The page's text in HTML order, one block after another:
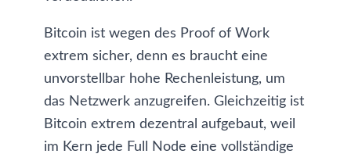
Bitcoin ist wegen des Proof of Work
extrem sicher, denn es braucht eine
unvorstellbar hohe Rechenleistung, um
das Netzwerk anzugreifen. Gleichzeitig ist
Bitcoin extrem dezentral aufgebaut, weil
im Kern jede Full Node eine vollständige